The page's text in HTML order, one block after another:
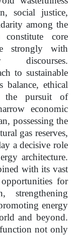
social justice,
among the
core
strongly with
discourses.
to sustainable
balance, ethical
the pursuit of
economic
possessing the
gas reserves,
a decisive role
architecture.
with its vast
for
strengthening
energy
and beyond.
not only